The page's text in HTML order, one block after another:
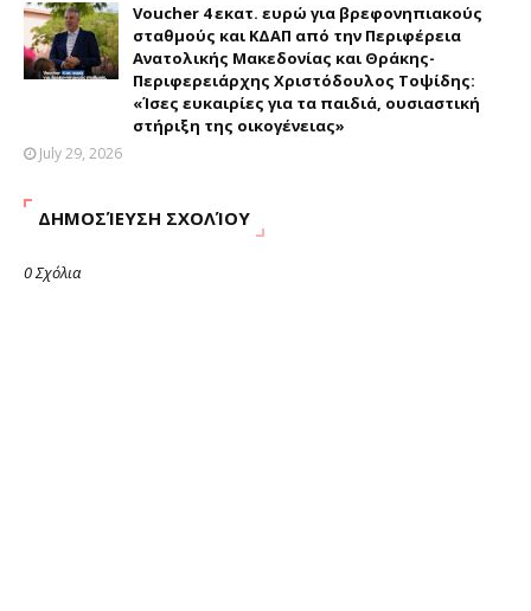
Voucher 4 εκατ. ευρώ για βρεφονηπιακούς
σταθμούς και ΚΔΑΠ από την Περιφέρεια
Ανατολικής Μακεδονίας και Θράκης-
Περιφερειάρχης Χριστόδουλος Τοψίδης:
«Ίσες ευκαιρίες για τα παιδιά, ουσιαστική
στήριξη της οικογένειας»
July 29, 2026
ΔΗΜΟΣΊΕΥΣΗ ΣΧΟΛΊΟΥ
0 Σχόλια